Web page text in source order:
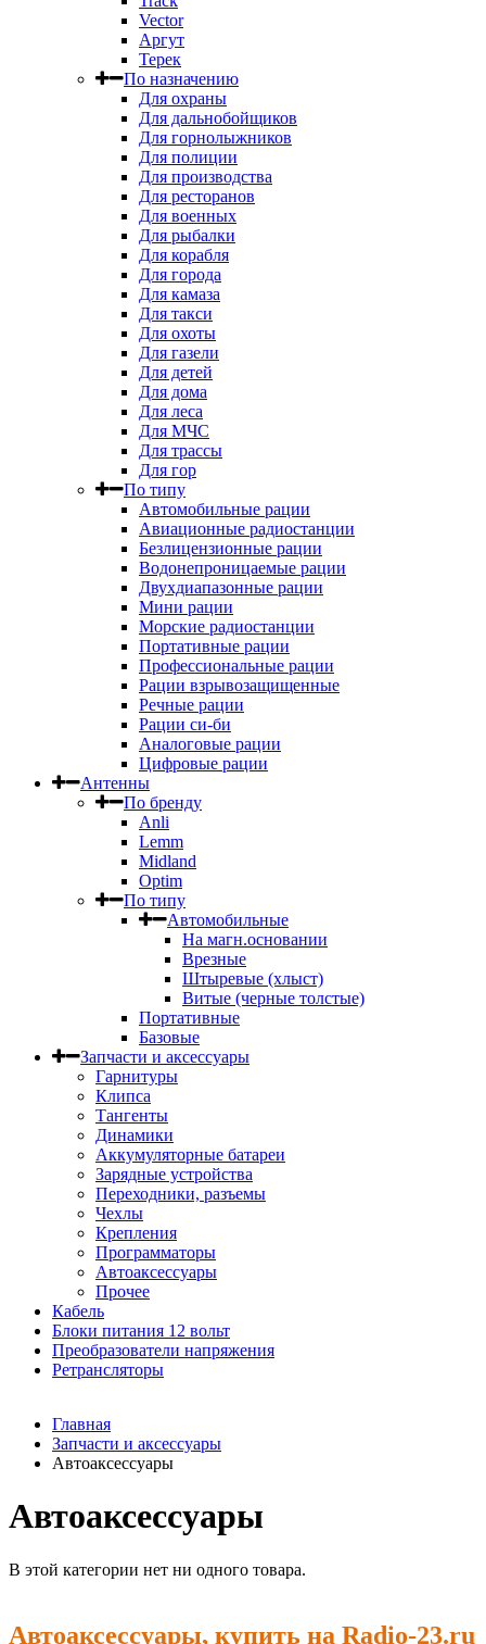
Vector
Аргут
Терек
По назначению
Для охраны
Для дальнобойщиков
Для горнолыжников
Для полиции
Для производства
Для ресторанов
Для военных
Для рыбалки
Для корабля
Для города
Для камаза
Для такси
Для охоты
Для газели
Для детей
Для дома
Для леса
Для МЧС
Для трассы
Для гор
По типу
Автомобильные рации
Авиационные радиостанции
Безлицензионные рации
Водонепроницаемые рации
Двухдиапазонные рации
Мини рации
Морские радиостанции
Портативные рации
Профессиональные рации
Рации взрывозащищенные
Речные рации
Рации си-би
Аналоговые рации
Цифровые рации
Антенны
По бренду
Anli
Lemm
Midland
Optim
По типу
Автомобильные
На магн.основании
Врезные
Штыревые (хлыст)
Витые (черные толстые)
Портативные
Базовые
Запчасти и аксессуары
Гарнитуры
Клипса
Тангенты
Динамики
Аккумуляторные батареи
Зарядные устройства
Переходники, разъемы
Чехлы
Крепления
Программаторы
Автоаксессуары
Прочее
Кабель
Блоки питания 12 вольт
Преобразователи напряжения
Ретрансляторы
Главная
Запчасти и аксессуары
Автоаксессуары
Автоаксессуары
В этой категории нет ни одного товара.
Автоаксессуары, купить на Radio-23.ru